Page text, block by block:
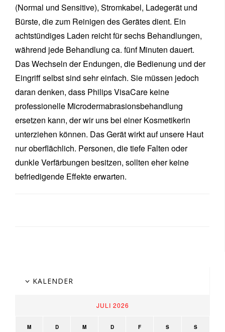
(Normal und Sensitive), Stromkabel, Ladegerät und
Bürste, die zum Reinigen des Gerätes dient. Ein
achtstündiges Laden reicht für sechs Behandlungen,
während jede Behandlung ca. fünf Minuten dauert.
Das Wechseln der Endungen, die Bedienung und der
Eingriff selbst sind sehr einfach. Sie müssen jedoch
daran denken, dass Philips VisaCare keine
professionelle Microdermabrasionsbehandlung
ersetzen kann, der wir uns bei einer Kosmetikerin
unterziehen können. Das Gerät wirkt auf unsere Haut
nur oberflächlich. Personen, die tiefe Falten oder
dunkle Verfärbungen besitzen, sollten eher keine
befriedigende Effekte erwarten.
KALENDER
JULI 2026
M D M D F S S